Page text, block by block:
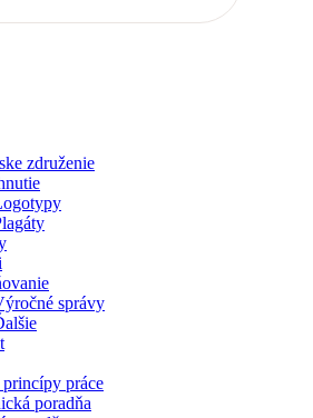
združenie
správy
práce
poradňa